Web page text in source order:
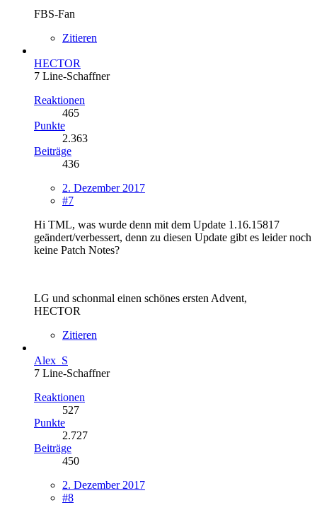
FBS-Fan
Zitieren
HECTOR
7 Line-Schaffner
Reaktionen
465
Punkte
2.363
Beiträge
436
2. Dezember 2017
#7
Hi TML, was wurde denn mit dem Update 1.16.15817
geändert/verbessert, denn zu diesen Update gibt es leider noch
keine Patch Notes?
LG und schonmal einen schönes ersten Advent,
HECTOR
Zitieren
Alex_S
7 Line-Schaffner
Reaktionen
527
Punkte
2.727
Beiträge
450
2. Dezember 2017
#8